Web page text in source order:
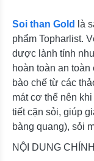
Soi than Gold
là
phẩm Topharlist.
dược lành tính
hoàn toàn an
bào chế từ các
mát cơ thể nên
tiết cặn sỏi, giúp
bàng quang), sỏi
NỘI DUNG